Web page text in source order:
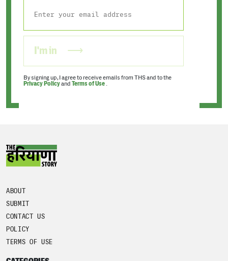
I'm in
By signing up, I agree to receive emails from THS and to the
Privacy Policyand Terms of Use .
ABOUT
SUBMIT
CONTACT US
POLICY
TERMS OF USE